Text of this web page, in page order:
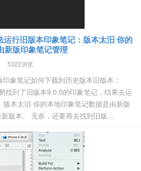
运行旧版本印象笔记：版本太旧 你的
新版印象笔记管理
5322浏览
象笔记如何下载到历史版本旧版本：
找到了旧版本9.0.0的印象笔记，结果去运
本太旧 你的本地印象笔记数据是由新版
版本。 无奈，还要再去找到旧版...